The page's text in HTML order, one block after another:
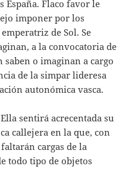
España. Flaco favor le
imponer por los
de Sol. Se
a la convocatoria de
saben o imaginan a cargo
de la simpar lideresa
autonómica vasca.
sentirá acrecentada su
callejera en la que, con
cargas de la
todo tipo de objetos